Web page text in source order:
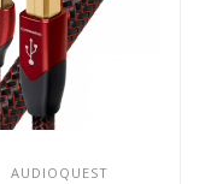
AUDIOQUEST